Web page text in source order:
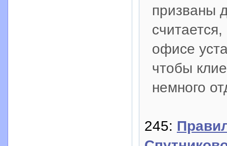
призваны
офисе
чтобы
немного
245: